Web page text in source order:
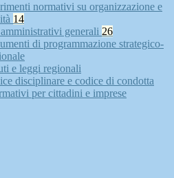
normativi su organizzazione e
14
generali 26
di programmazione strategico-
e leggi regionali
disciplinare e codice di condotta
per cittadini e imprese